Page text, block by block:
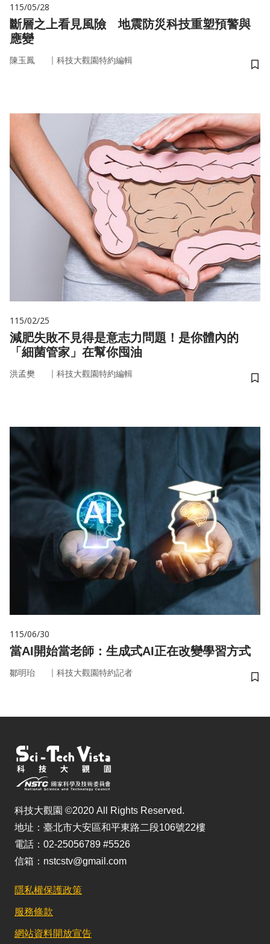
115/05/28
斷層之上看見風險 地震防災科技重塑預警與
應變
陳玉鳳 ｜ 科技大觀園特約編輯
儲
115/02/25
減肥失敗不見得是意志力問題！是你體內的
「細菌管家」在幫你囤油
洪孟樊 ｜ 科技大觀園特約編輯
儲
115/06/30
當AI開始當老師：生成式AI正在改變學習方式
鄒明珆 ｜ 科技大觀園特約記者
儲
科技大觀園 ©2020 All Rights Reserved.
地址：臺北市大安區和平東路二段106號22樓
電話：02-25056789 #5526
信箱：nstcstv@gmail.com
隱私權保護政策
服務條款
網站資料開放宣告